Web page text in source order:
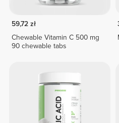
59,72 zł
Chewable Vitamin C 500 mg
90 chewable tabs